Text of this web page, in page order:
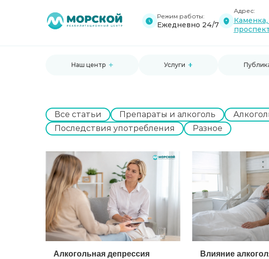
Режим работы:
Ежедневно 24/7
Адрес:
Наш центр Услуги
Все статьи Препараты и алкоголь
Последствия употребления
Разное
Алкогольная депрессия
Влияние